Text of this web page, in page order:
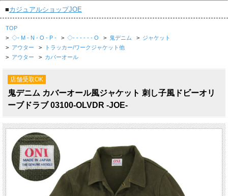
■カジュアルショップJOE
TOP
> ◇- M - N - O - P - > ◇- - - - - - O > 鬼デニム > ジャケット
> アウター > トラッカー/ワークジャケット他
> アウター > カバーオール
店舗受取OK
鬼デニム カバーオール風ジャケット 刺し子風ドビーオリ
ーブドラブ 03100-OLVDR -JOE-